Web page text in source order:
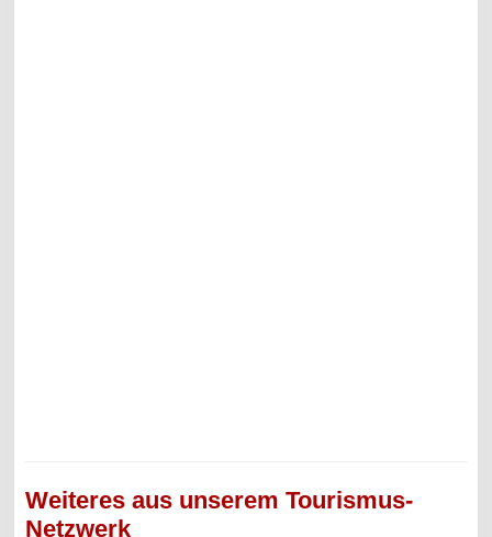
Weiteres aus unserem Tourismus-
Netzwerk